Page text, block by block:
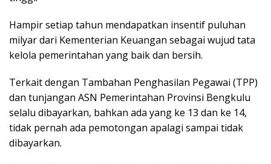
Hampir setiap tahun mendapatkan insentif puluhan
milyar dari Kementerian Keuangan sebagai wujud tata
kelola pemerintahan yang baik dan bersih.
Terkait dengan Tambahan Penghasilan Pegawai (TPP)
dan tunjangan ASN Pemerintahan Provinsi Bengkulu
selalu dibayarkan, bahkan ada yang ke 13 dan ke 14,
tidak pernah ada pemotongan apalagi sampai tidak
dibayarkan.